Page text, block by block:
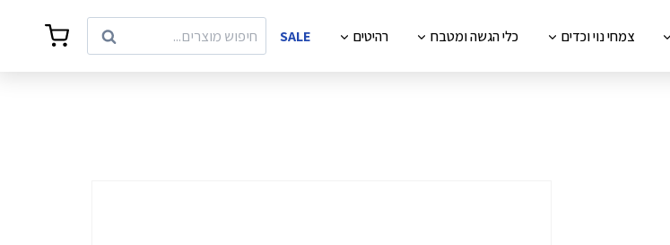
צמחי נוי וכדים כלי הגשה ומטבח רהיטים SALE
Search